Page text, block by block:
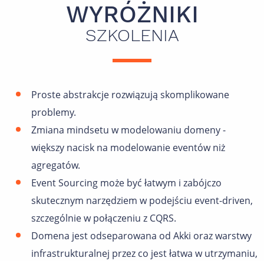
WYRÓŻNIKI
SZKOLENIA
Proste abstrakcje rozwiązują skomplikowane
problemy.
Zmiana mindsetu w modelowaniu domeny -
większy nacisk na modelowanie eventów niż
agregatów.
Event Sourcing może być łatwym i zabójczo
skutecznym narzędziem w podejściu event-driven,
szczególnie w połączeniu z CQRS.
Domena jest odseparowana od Akki oraz warstwy
infrastrukturalnej przez co jest łatwa w utrzymaniu,